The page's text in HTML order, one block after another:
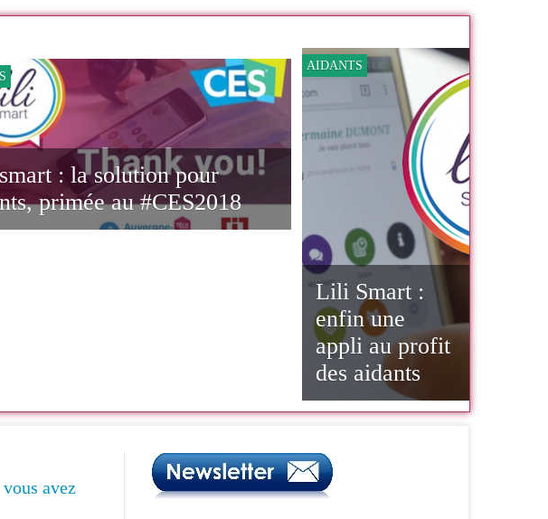
avez toujours voulu savoir
: la solution pour
primée au #CES2018
AIDANTS
Lili Smart :
enfin une
appli au profit
des aidants
avez